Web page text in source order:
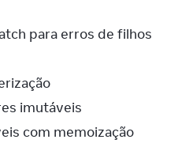
para erros de filhos
imutáveis
com memoização